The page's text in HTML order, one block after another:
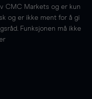
CMC Markets og er kun
og er ikke ment for å gi
Funksjonen må ikke